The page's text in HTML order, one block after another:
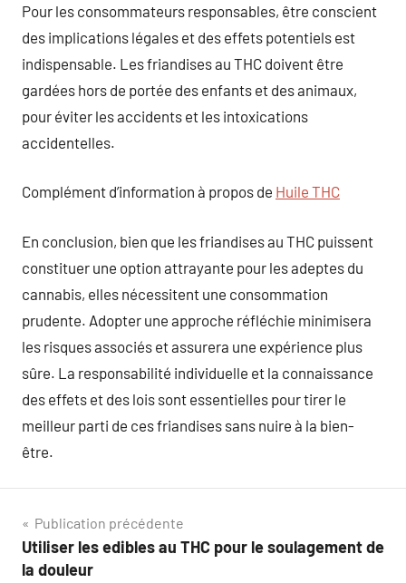
Pour les consommateurs responsables, être conscient
des implications légales et des effets potentiels est
indispensable. Les friandises au THC doivent être
gardées hors de portée des enfants et des animaux,
pour éviter les accidents et les intoxications
accidentelles.
Complément d’information à propos de Huile THC
En conclusion, bien que les friandises au THC puissent
constituer une option attrayante pour les adeptes du
cannabis, elles nécessitent une consommation
prudente. Adopter une approche réfléchie minimisera
les risques associés et assurera une expérience plus
sûre. La responsabilité individuelle et la connaissance
des effets et des lois sont essentielles pour tirer le
meilleur parti de ces friandises sans nuire à la bien-
être.
Navigation
de
Publication précédente
Utiliser les edibles au THC pour le soulagement de
la douleur